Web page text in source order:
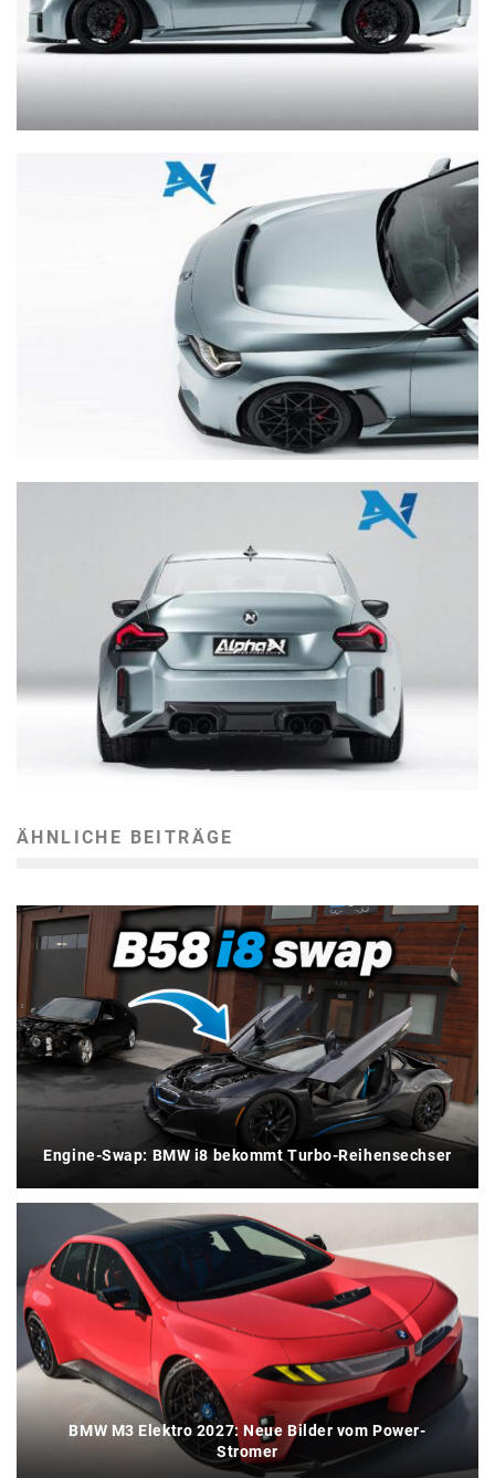
ÄHNLICHE BEITRÄGE
Engine-Swap: BMW i8 bekommt Turbo-Reihensechser
BMW M3 Elektro 2027: Neue Bilder vom Power-
Stromer